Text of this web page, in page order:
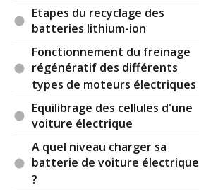
Etapes du recyclage des
batteries lithium-ion
Fonctionnement du freinage
régénératif des différents
types de moteurs électriques
Equilibrage des cellules d'une
voiture électrique
A quel niveau charger sa
batterie de voiture électrique
?